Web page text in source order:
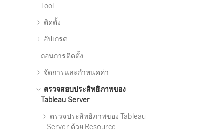
Tool
ติดตั้ง
อัปเกรด
ถอนการติดตั้ง
จัดการและกำหนดค่า
ตรวจสอบประสิทธิภาพของ
Tableau Server
ตรวจประสิทธิภาพของ Tableau
Server ด้วย Resource